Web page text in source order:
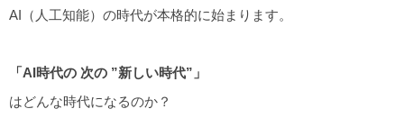
AI（人工知能）の時代が本格的に始まります。
「AI時代の 次の ”新しい時代”」
はどんな時代になるのか？